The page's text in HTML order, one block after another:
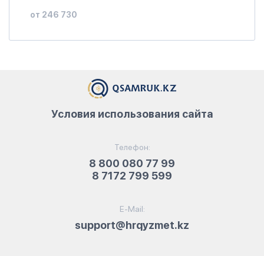
от 246 730
Телефон:
8 800 080 77 99
8 7172 799 599
E-Mail:
support@hrqyzmet.kz
Условия использования сайта